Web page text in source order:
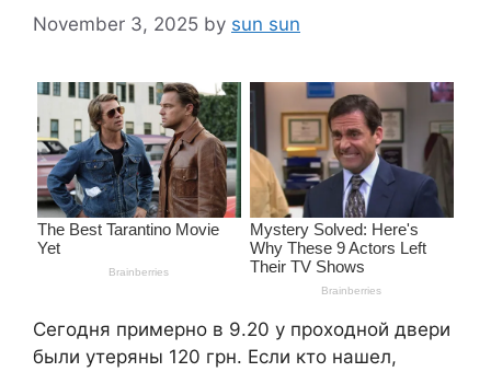
November 3, 2025 by sun sun
Сегодня примерно в 9.20 у проходной двери
были утеряны 120 грн. Если кто нашел,